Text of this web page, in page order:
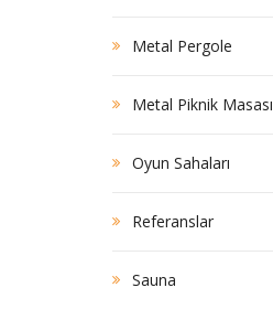
Metal Pergole
Metal Piknik Masası
Oyun Sahaları
Referanslar
Sauna